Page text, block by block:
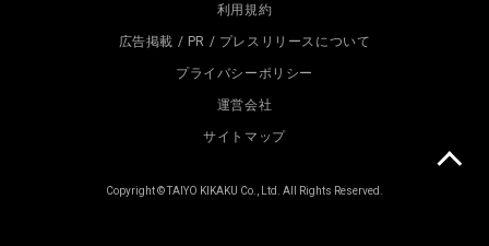
利用規約
広告掲載 / PR / プレスリリースについて
プライバシーポリシー
運営会社
サイトマップ
Copyright © TAIYO KIKAKU Co., Ltd. All Rights Reserved.